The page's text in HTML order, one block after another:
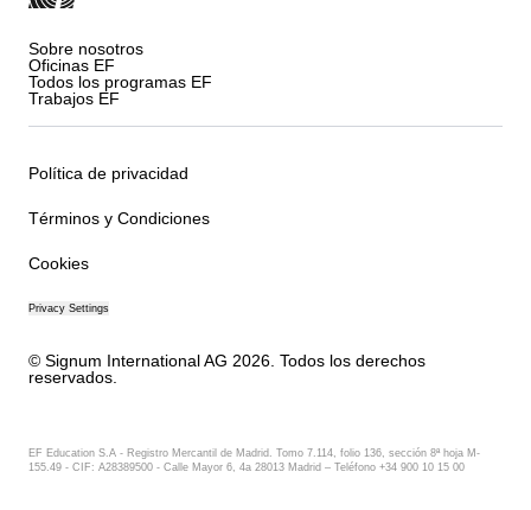
Sobre nosotros
Oficinas EF
Todos los programas EF
Trabajos EF
Política de privacidad
Términos y Condiciones
Cookies
Privacy Settings
© Signum International AG 2026. Todos los derechos
reservados.
EF Education S.A - Registro Mercantil de Madrid. Tomo 7.114, folio 136, sección 8ª hoja M-
155.49 - CIF: A28389500 - Calle Mayor 6, 4a 28013 Madrid – Teléfono +34 900 10 15 00